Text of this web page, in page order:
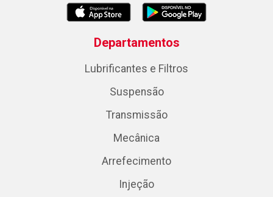
Departamentos
Lubrificantes e Filtros
Suspensão
Transmissão
Mecânica
Arrefecimento
Injeção